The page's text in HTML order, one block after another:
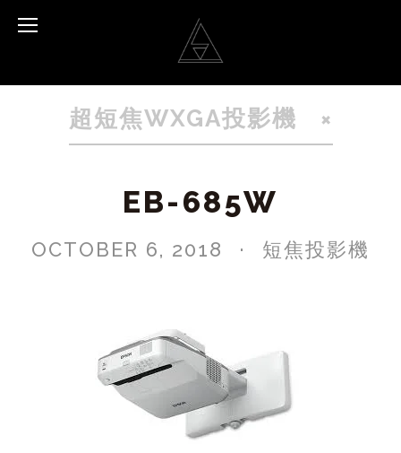
超短焦WXGA投影機
EB-685W
OCTOBER 6, 2018 短焦投影機